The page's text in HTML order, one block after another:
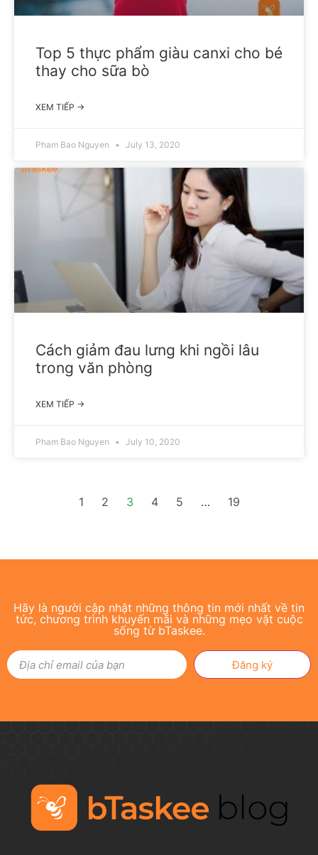
Top 5 thực phẩm giàu canxi cho bé
thay cho sữa bò
XEM TIẾP →
Pham Bao Nguyen July 13, 2020
Cách giảm đau lưng khi ngồi lâu
trong văn phòng
XEM TIẾP →
Pham Bao Nguyen July 10, 2020
1 2 3 4 5 … 19
Hãy là người cập nhật những thông tin mới nhất về tin
tức, chương trình khuyến mãi và những mẹo vặt cuộc
sống từ bTaskee.
Đăng ký